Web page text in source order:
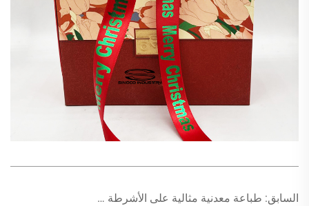
السابق: طباعة معدنية مثالية على الأشرطة من خلال التحكم في درجة الحرارة